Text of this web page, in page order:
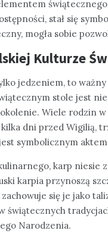
stał się
mogła sobie
Kulturze
jedzeniem, to
stole jest
Wiele rodzin
dni przed Wigilią,
symbolicznym
karp niesie
karpia przynoszą
się je jako
świątecznych
Narodzenia.